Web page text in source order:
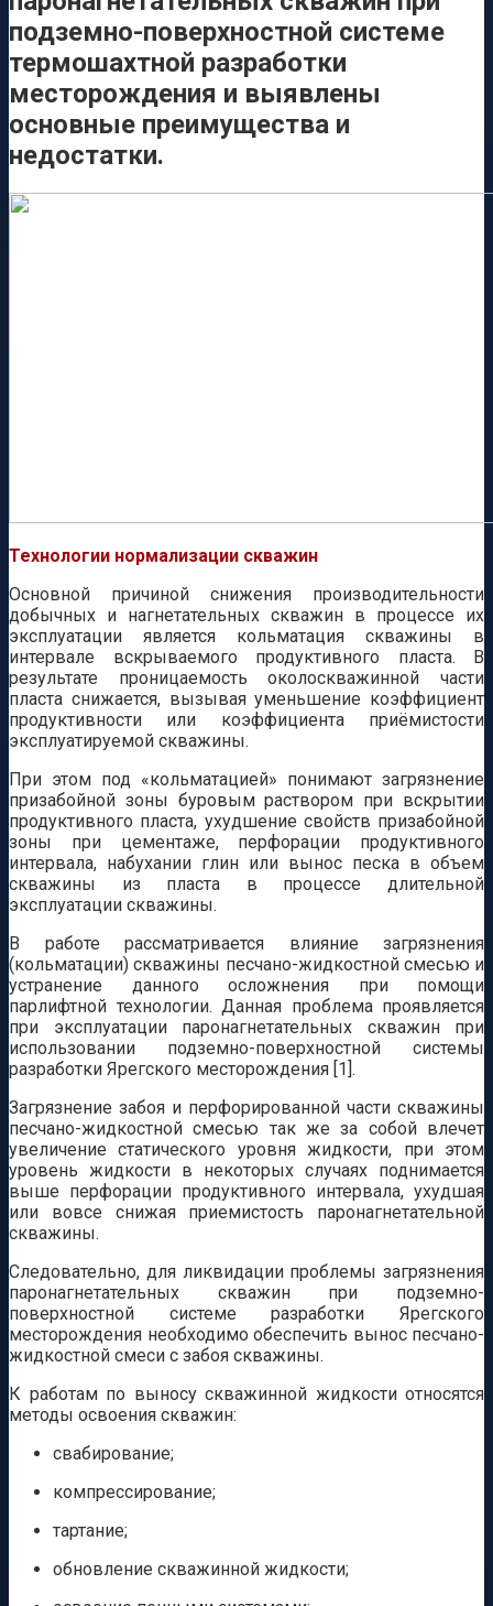
подземно-поверхностной системе
термошахтной разработки
месторождения и выявлены
основные преимущества и
недостатки.
Технологии нормализации скважин
Основной причиной снижения производительности
добычных и нагнетательных скважин в процессе их
эксплуатации является кольматация скважины в
интервале вскрываемого продуктивного пласта. В
результате проницаемость околоскважинной части
пласта снижается, вызывая уменьшение коэффициент
продуктивности или коэффициента приёмистости
эксплуатируемой скважины.
При этом под «кольматацией» понимают загрязнение
призабойной зоны буровым раствором при вскрытии
продуктивного пласта, ухудшение свойств призабойной
зоны при цементаже, перфорации продуктивного
интервала, набухании глин или вынос песка в объем
скважины из пласта в процессе длительной
эксплуатации скважины.
В работе рассматривается влияние загрязнения
(кольматации) скважины песчано-жидкостной смесью и
устранение данного осложнения при помощи
парлифтной технологии. Данная проблема проявляется
при эксплуатации паронагнетательных скважин при
использовании подземно-поверхностной системы
разработки Ярегского месторождения [1].
Загрязнение забоя и перфорированной части скважины
песчано-жидкостной смесью так же за собой влечет
увеличение статического уровня жидкости, при этом
уровень жидкости в некоторых случаях поднимается
выше перфорации продуктивного интервала, ухудшая
или вовсе снижая приемистость паронагнетательной
скважины.
Следовательно, для ликвидации проблемы загрязнения
паронагнетательных скважин при подземно-
поверхностной системе разработки Ярегского
месторождения необходимо обеспечить вынос песчано-
жидкостной смеси с забоя скважины.
К работам по выносу скважинной жидкости относятся
методы освоения скважин:
свабирование;
компрессирование;
тартание;
обновление скважинной жидкости;